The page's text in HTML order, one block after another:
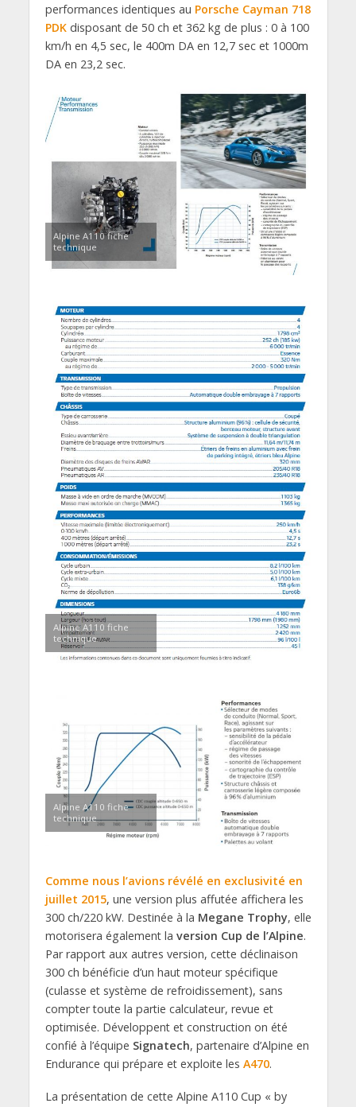
performances identiques au Porsche Cayman 718
PDKdisposant de 50 ch et 362 kg de plus : 0 à 100
km/h en 4,5 sec, le 400m DA en 12,7 sec et 1000m
DA en 23,2 sec.
Alpine A110 fiche
technique
Alpine A110 fiche
technique
Alpine A110 fiche
technique
Comme nous l’avions révélé en exclusivité en
juillet 2015, une version plus affutée affichera les
300 ch/220 kW. Destinée à la Megane Trophy, elle
motorisera également la version Cup de l’Alpine.
Par rapport aux autres version, cette déclinaison
300 ch bénéficie d’un haut moteur spécifique
(culasse et système de refroidissement), sans
compter toute la partie calculateur, revue et
optimisée. Développent et construction on été
confié à l’équipe Signatech, partenaire d’Alpine en
Endurance qui prépare et exploite les A470.
La présentation de cette Alpine A110 Cup « by